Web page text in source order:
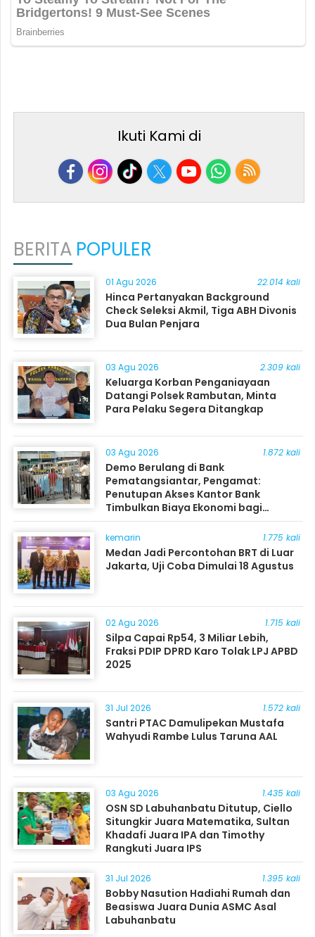
Ikuti Kami di
BERITA POPULER
01 Agu 2026 22.014 kali
Hinca Pertanyakan Background
Check Seleksi Akmil, Tiga ABH Divonis
Dua Bulan Penjara
03 Agu 2026 2.309 kali
Keluarga Korban Penganiayaan
Datangi Polsek Rambutan, Minta
Para Pelaku Segera Ditangkap
03 Agu 2026 1.872 kali
Demo Berulang di Bank
Pematangsiantar, Pengamat:
Penutupan Akses Kantor Bank
Timbulkan Biaya Ekonomi bagi
Masyarakat
kemarin 1.775 kali
Medan Jadi Percontohan BRT di Luar
Jakarta, Uji Coba Dimulai 18 Agustus
02 Agu 2026 1.715 kali
Silpa Capai Rp54, 3 Miliar Lebih,
Fraksi PDIP DPRD Karo Tolak LPJ APBD
2025
31 Jul 2026 1.572 kali
Santri PTAC Damulipekan Mustafa
Wahyudi Rambe Lulus Taruna AAL
03 Agu 2026 1.435 kali
OSN SD Labuhanbatu Ditutup, Ciello
Situngkir Juara Matematika, Sultan
Khadafi Juara IPA dan Timothy
Rangkuti Juara IPS
31 Jul 2026 1.395 kali
Bobby Nasution Hadiahi Rumah dan
Beasiswa Juara Dunia ASMC Asal
Labuhanbatu